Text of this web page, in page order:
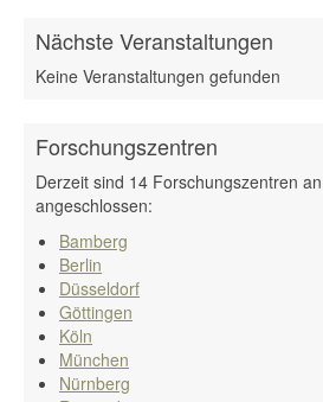
Nächste Veranstaltungen
Keine Veranstaltungen gefunden
Forschungszentren
Derzeit sind 14 Forschungszentren
angeschlossen:
Bamberg
Berlin
Düsseldorf
Göttingen
Köln
München
Nürnberg